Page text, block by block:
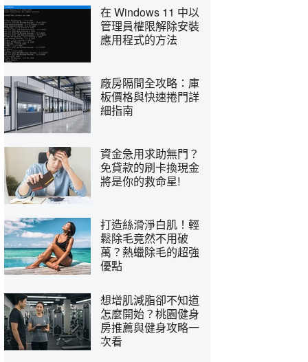
在 Windows 11 中以
管理員權限解除安裝
應用程式的方法
廠房隔間全攻略：庫
板價格與快速捲門詳
細指南
資金急用求助無門？
免貸款的刷卡換現金
將是你的救命星!
打造絲滑淨白肌！輕
鬆除毛竟然不用破
萬？熱蠟除毛的超強
優點
想增肌減脂卻不知道
怎麼開始？桃園健身
房推薦與健身攻略一
次看